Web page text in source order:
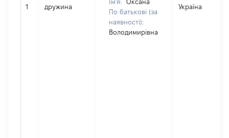
1 дружина
Ім'я:
Оксана
По батькові (за
наявності):
Володимирівна
Україна